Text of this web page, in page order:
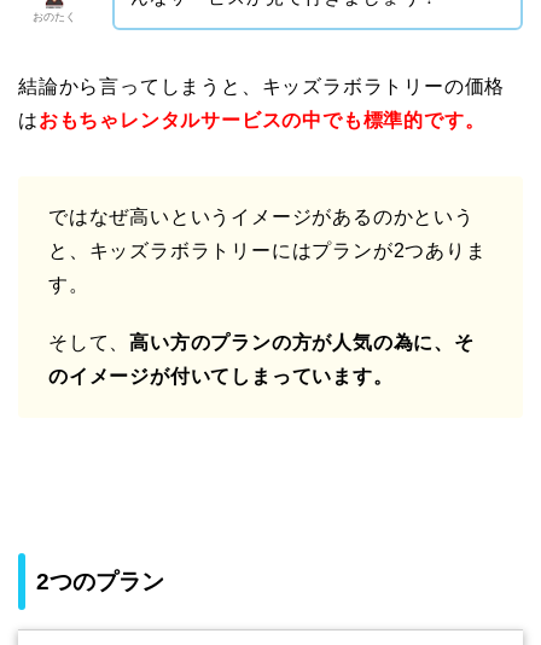
おのたく
結論から言ってしまうと、キッズラボラトリーの価格
はおもちゃレンタルサービスの中でも標準的です。
ではなぜ高いというイメージがあるのかという
と、キッズラボラトリーにはプランが2つありま
す。
そして、高い方のプランの方が人気の為に、そ
のイメージが付いてしまっています。
2つのプラン